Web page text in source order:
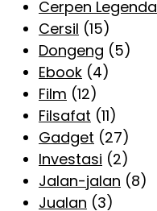
Cerpen Legenda
Cersil (15)
Dongeng (5)
Ebook (4)
Film (12)
Filsafat (11)
Gadget (27)
Investasi (2)
Jalan-jalan (8)
Jualan (3)